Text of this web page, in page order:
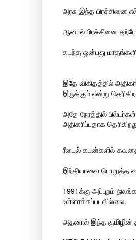
அரசு இந்த பிரச்சினை
ஆனால் பிரச்சினை
கடந்த ஒன்பது
இதே விகிதத்தில்
இருக்கும் என்று
அதே நேரத்தில்
அதிகரிப்பதாக
ரீடைல் கடன்களில்
இந்தியாவை பொறுத்த
1991க்கு அப்புறம்
உள்ளாக்கப்படவில்லை.
அதனால் இந்த